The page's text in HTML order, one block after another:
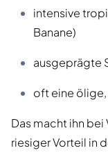
intensive
Banane)
ausgeprägte
oft eine
Das macht ihn
riesiger Vorteil in